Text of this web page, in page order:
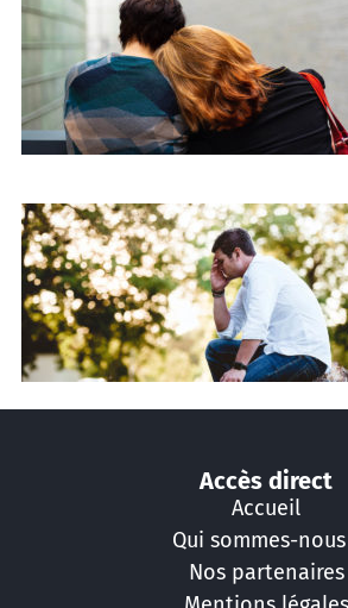
Accès direct
Accueil
Qui sommes-nous
Nos partenaires